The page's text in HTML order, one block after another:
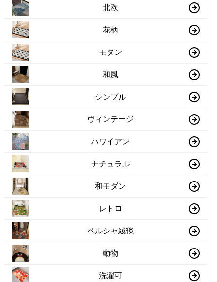
北欧
花柄
モダン
和風
シンプル
ヴィンテージ
ハワイアン
ナチュラル
和モダン
レトロ
ペルシャ絨毯
動物
洗濯可